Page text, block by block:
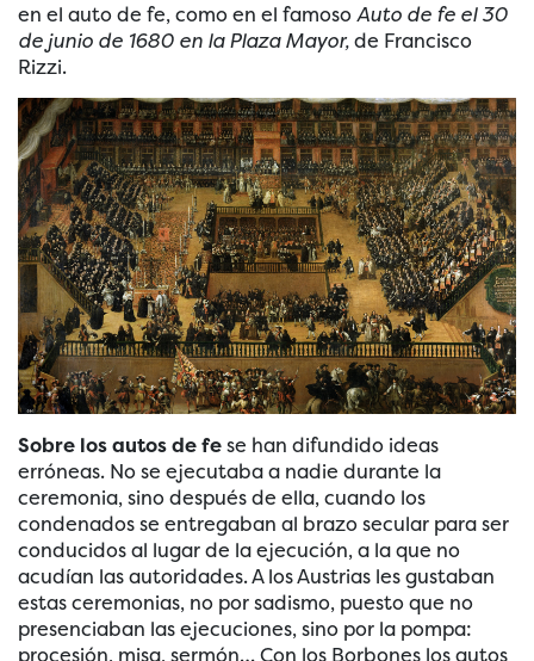
en el auto de fe, como en el famosoAuto de fe el 30
de junio de 1680 en la Plaza Mayor,de Francisco
Rizzi.
Sobre los autos de fese han difundido ideas
erróneas. No se ejecutaba a nadie durante la
ceremonia, sino después de ella, cuando los
condenados se entregaban al brazo secular para ser
conducidos al lugar de la ejecución, a la que no
acudían las autoridades. A los Austrias les gustaban
estas ceremonias, no por sadismo, puesto que no
presenciaban las ejecuciones, sino por la pompa:
procesión, misa, sermón… Con los Borbones los autos